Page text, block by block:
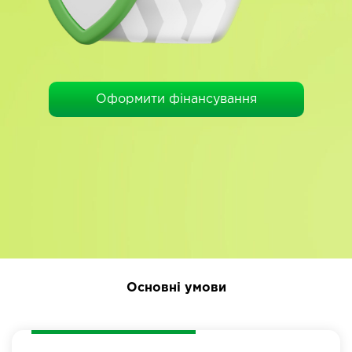
Оформити фінансування
Основні умови